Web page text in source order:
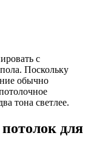
с
Поскольку
обычно
тона светлее.
для